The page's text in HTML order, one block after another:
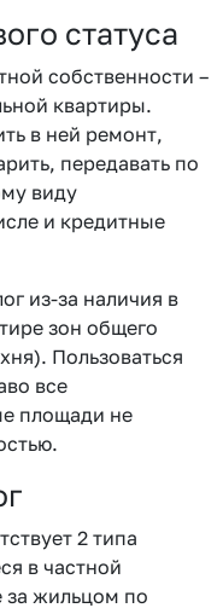
статуса
собственности –
квартиры.
в ней ремонт,
передавать по
виду
и кредитные
из-за наличия в
зон общего
Пользоваться
все
площади не
2 типа
в частной
за жильцом по